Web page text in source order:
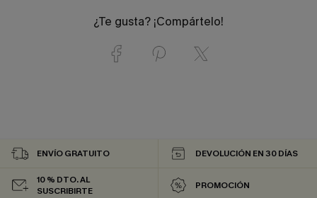
¿Te gusta? ¡Compártelo!
ENVÍO GRATUITO DEVOLUCIÓN EN 30 DÍAS
10 % DTO. AL
SUSCRIBIRTE
PROMOCIÓN